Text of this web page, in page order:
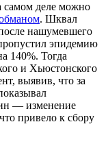
самом деле можно
. Шквал
нашумевшего
эпидемию
140%. Тогда
и Хьюстонского
выявив, что за
— изменение
привело к сбору